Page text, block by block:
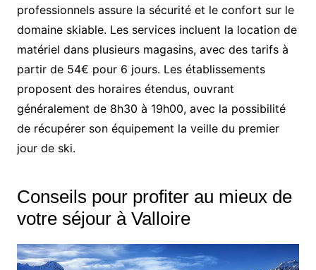
professionnels assure la sécurité et le confort sur le
domaine skiable. Les services incluent la location de
matériel dans plusieurs magasins, avec des tarifs à
partir de 54€ pour 6 jours. Les établissements
proposent des horaires étendus, ouvrant
généralement de 8h30 à 19h00, avec la possibilité
de récupérer son équipement la veille du premier
jour de ski.
Conseils pour profiter au mieux de
votre séjour à Valloire